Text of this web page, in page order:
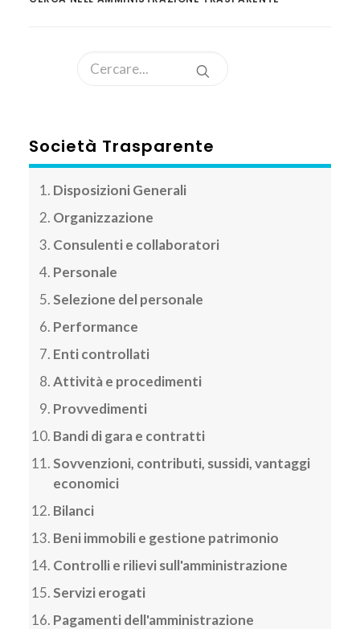
Società Trasparente
Disposizioni Generali
Organizzazione
Consulenti e collaboratori
Personale
Selezione del personale
Performance
Enti controllati
Attività e procedimenti
Provvedimenti
Bandi di gara e contratti
Sovvenzioni, contributi, sussidi, vantaggi
economici
Bilanci
Beni immobili e gestione patrimonio
Controlli e rilievi sull'amministrazione
Servizi erogati
Pagamenti dell'amministrazione